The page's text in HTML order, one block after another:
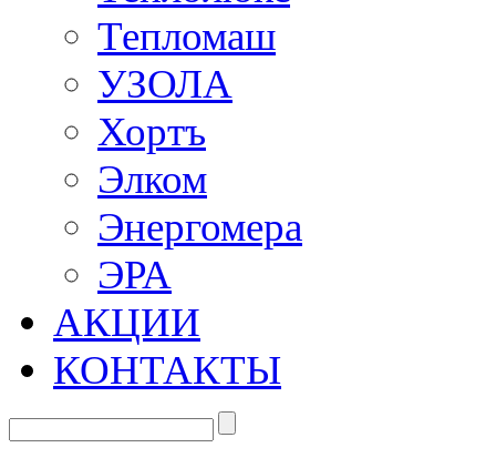
Тепломаш
УЗОЛА
Хортъ
Элком
Энергомера
ЭРА
АКЦИИ
КОНТАКТЫ